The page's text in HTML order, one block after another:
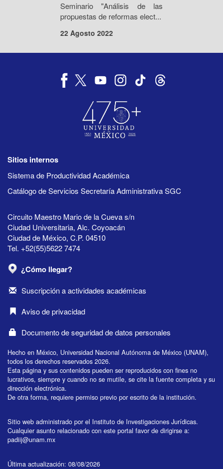
Seminario "Análisis de las
propuestas de reformas elect...
22 Agosto 2022
Sitios internos
Sistema de Productividad Académica
Catálogo de Servicios Secretaría Administrativa SGC
Circuito Maestro Mario de la Cueva s/n
Ciudad Universitaria, Alc. Coyoacán
Ciudad de México, C.P. 04510
Tel. +52(55)5622 7474
¿Cómo llegar?
Suscripción a actividades académicas
Aviso de privacidad
Documento de seguridad de datos personales
Hecho en México, Universidad Nacional Autónoma de México (UNAM),
todos los derechos reservados 2026.
Esta página y sus contenidos pueden ser reproducidos con fines no
lucrativos, siempre y cuando no se mutile, se cite la fuente completa y su
dirección electrónica.
De otra forma, requiere permiso previo por escrito de la institución.
Sitio web administrado por el Instituto de Investigaciones Jurídicas.
Cualquier asunto relacionado con este portal favor de dirigirse a:
padiij@unam.mx
Última actualización: 08/08/2026